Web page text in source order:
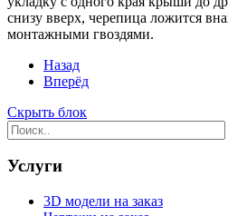
снизу вверх, черепица ложится
монтажными гвоздями.
Назад
Вперёд
Скрыть блок
Услуги
3D модели на заказ